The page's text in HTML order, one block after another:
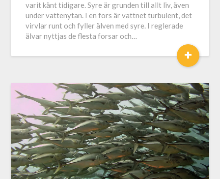
varit känt tidigare. Syre är grunden till allt liv, även
under vattenytan. I en fors är vattnet turbulent, det
virvlar runt och fyller älven med syre. I reglerade
älvar nyttjas de flesta forsar och…
+